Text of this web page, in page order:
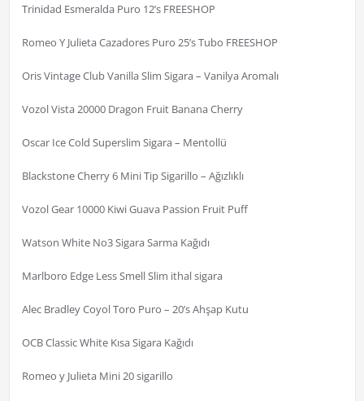
Trinidad Esmeralda Puro 12’s FREESHOP
Romeo Y Julieta Cazadores Puro 25’s Tubo FREESHOP
Oris Vintage Club Vanilla Slim Sigara – Vanilya Aromalı
Vozol Vista 20000 Dragon Fruit Banana Cherry
Oscar Ice Cold Superslim Sigara – Mentollü
Blackstone Cherry 6 Mini Tip Sigarillo – Ağızlıklı
Vozol Gear 10000 Kiwi Guava Passion Fruit Puff
Watson White No3 Sigara Sarma Kağıdı
Marlboro Edge Less Smell Slim ithal sigara
Alec Bradley Coyol Toro Puro – 20’s Ahşap Kutu
OCB Classic White Kısa Sigara Kağıdı
Romeo y Julieta Mini 20 sigarillo